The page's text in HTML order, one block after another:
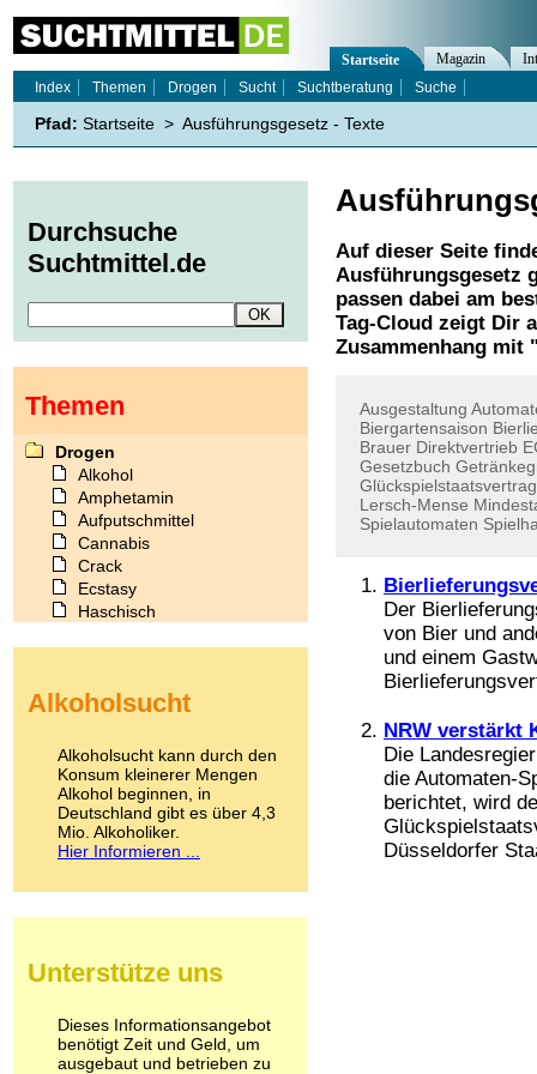
Auf dieser Seite
Ausführungsgesetz
passen dabei am
Tag-Cloud zeigt Dir
Zusammenhang mit
Ausgestaltung
Biergartensaison
Brauer Direktvertrieb
Gesetzbuch
Glückspielstaatsvertrag
Lersch-Mense
Spielautomaten
Der
von Bier und
und einem
NRW verstärkt
Die
die Automaten-
berichtet, wird
Düsseldorfer
Startseite Magazin
Index
Themen Drogen Sucht Suchtberatung Suche
Pfad: Startseite > Ausführungsgesetz - Texte
Durchsuche
Suchtmittel.de
Themen
Drogen
Alkohol
Amphetamin
Aufputschmittel
Cannabis
Crack
Ecstasy
Haschisch
Kokain
LSD
Marihuana
Medikamente
Meskalin
Metamphetamin
Methadon
Pilze
Psychopharmaka
Schlafmittel
Schmerzmittel
Alkoholsucht
Alkoholsucht kann durch den
Konsum kleinerer Mengen
Alkohol beginnen, in
Deutschland gibt es über 4,3
Mio. Alkoholiker.
Hier Informieren ...
Unterstütze uns
Dieses Informationsangebot
benötigt Zeit und Geld, um
ausgebaut und betrieben zu